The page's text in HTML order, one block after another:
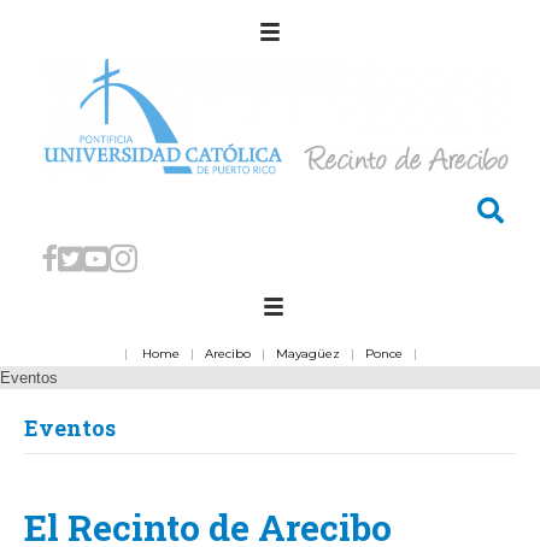
| Home | Arecibo| Mayagüez | Ponce |
Eventos
Eventos
El Recinto de Arecibo